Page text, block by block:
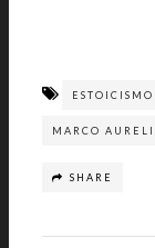
ESTOICISMO
MARCO
SHARE